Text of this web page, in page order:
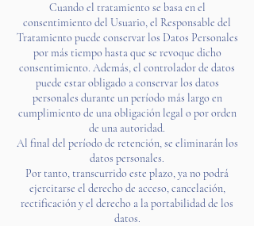
Cuando el tratamiento se basa en el
consentimiento del Usuario, el Responsable del
Tratamiento puede conservar los Datos Personales
por más tiempo hasta que se revoque dicho
consentimiento. Además, el controlador de datos
puede estar obligado a conservar los datos
personales durante un período más largo en
cumplimiento de una obligación legal o por orden
de una autoridad.
Al final del período de retención, se eliminarán los
datos personales.
Por tanto, transcurrido este plazo, ya no podrá
ejercitarse el derecho de acceso, cancelación,
rectificación y el derecho a la portabilidad de los
datos.